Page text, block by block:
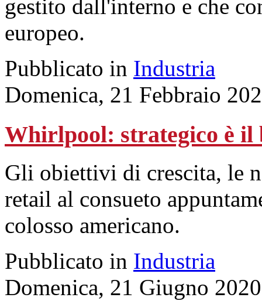
gestito dall'interno e che
europeo.
Pubblicato in Industria
Domenica, 21 Febbraio
Whirlpool: strategico è
Gli obiettivi di crescita, le
retail al consueto
colosso americano.
Pubblicato in Industria
Domenica, 21 Giugno